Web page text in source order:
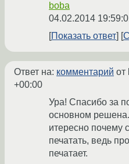
boba
04.02.2014
Показать ответ
Ответ на: комментарий от
+00:00
Ура! Спасибо за
основном решена.
итересно почему
печатать, ведь
печатает.